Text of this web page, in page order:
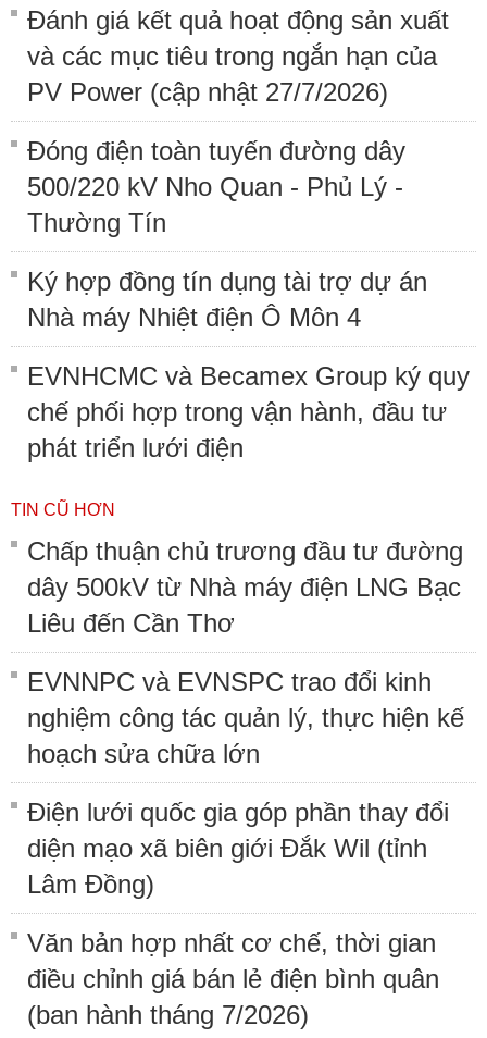
Đánh giá kết quả hoạt động sản xuất
và các mục tiêu trong ngắn hạn của
PV Power (cập nhật 27/7/2026)
Đóng điện toàn tuyến đường dây
500/220 kV Nho Quan - Phủ Lý -
Thường Tín
Ký hợp đồng tín dụng tài trợ dự án
Nhà máy Nhiệt điện Ô Môn 4
EVNHCMC và Becamex Group ký quy
chế phối hợp trong vận hành, đầu tư
phát triển lưới điện
TIN CŨ HƠN
Chấp thuận chủ trương đầu tư đường
dây 500kV từ Nhà máy điện LNG Bạc
Liêu đến Cần Thơ
EVNNPC và EVNSPC trao đổi kinh
nghiệm công tác quản lý, thực hiện kế
hoạch sửa chữa lớn
Điện lưới quốc gia góp phần thay đổi
diện mạo xã biên giới Đắk Wil (tỉnh
Lâm Đồng)
Văn bản hợp nhất cơ chế, thời gian
điều chỉnh giá bán lẻ điện bình quân
(ban hành tháng 7/2026)